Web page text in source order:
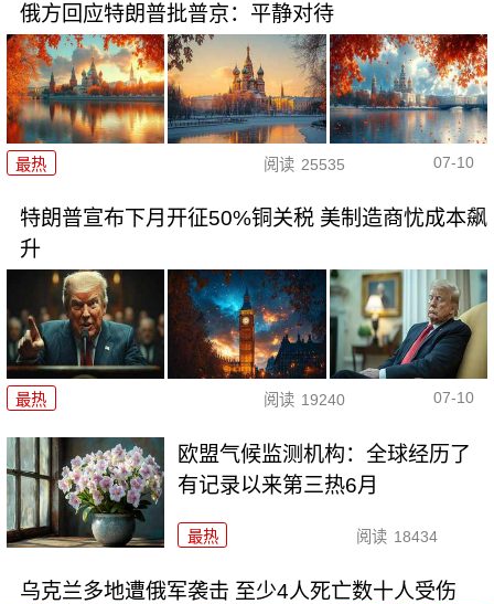
俄方回应特朗普批普京：平静对待
最热 阅读 25535 07-10
特朗普宣布下月开征50%铜关税 美制造商忧成本飙
升
最热 阅读 19240 07-10
欧盟气候监测机构：全球经历了
有记录以来第三热6月
最热 阅读 18434
乌克兰多地遭俄军袭击 至少4人死亡数十人受伤